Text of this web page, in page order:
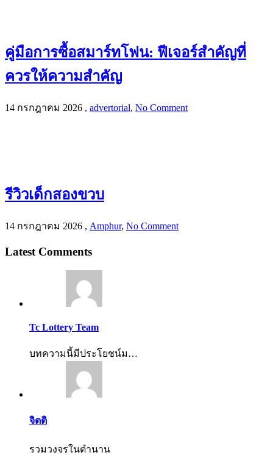
คู่มือการซื้อสมาร์ทโฟน: ฟีเจอร์สำคัญที่
ควรให้ความสำคัญ
14 กรกฎาคม 2026 , advertorial, No Comment
รีวิวเด็กสองขวบ
14 กรกฎาคม 2026 , Amphur, No Comment
Latest Comments
Tc Lottery Team
บทความนี้มีประโยชน์ม…
จิตติ
รวมวงจรในตำนาน